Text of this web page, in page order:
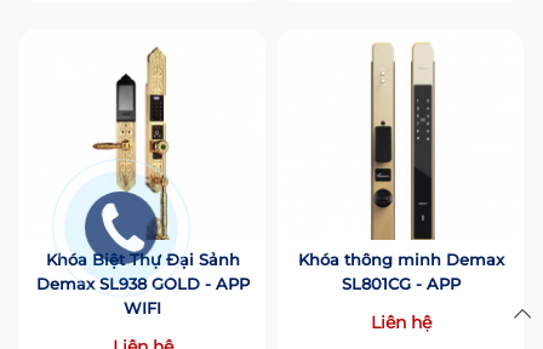
Khóa Biệt Thự Đại Sảnh
Demax SL938 GOLD - APP
WIFI
Khóa thông minh Demax
SL801CG - APP
Liên hệ